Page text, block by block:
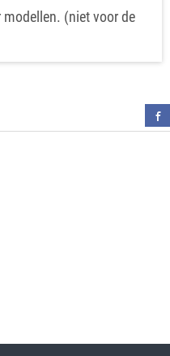
modellen. (niet voor de